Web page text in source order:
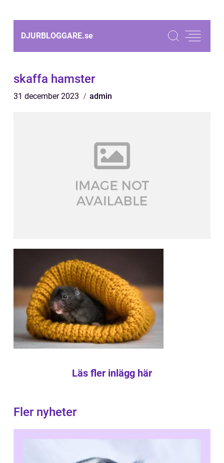
DJURBLOGGARE.se
skaffa hamster
31 december 2023 admin
Läs fler inlägg här
Fler nyheter